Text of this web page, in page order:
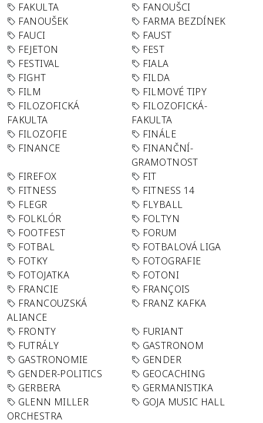
FAKULTA
FANOUŠCI
FANOUŠEK
FARMA BEZDÍNEK
FAUCI
FAUST
FEJETON
FEST
FESTIVAL
FIALA
FIGHT
FILDA
FILM
FILMOVÉ TIPY
FILOZOFICKÁ
FAKULTA
FILOZOFICKÁ-
FAKULTA
FILOZOFIE
FINÁLE
FINANCE
FINANČNÍ-
GRAMOTNOST
FIREFOX
FIT
FITNESS
FITNESS 14
FLEGR
FLYBALL
FOLKLÓR
FOLTYN
FOOTFEST
FORUM
FOTBAL
FOTBALOVÁ LIGA
FOTKY
FOTOGRAFIE
FOTOJATKA
FOTONI
FRANCIE
FRANÇOIS
FRANCOUZSKÁ
ALIANCE
FRANZ KAFKA
FRONTY
FURIANT
FUTRÁLY
GASTRONOM
GASTRONOMIE
GENDER
GENDER-POLITICS
GEOCACHING
GERBERA
GERMANISTIKA
GLENN MILLER
ORCHESTRA
GOJA MUSIC HALL